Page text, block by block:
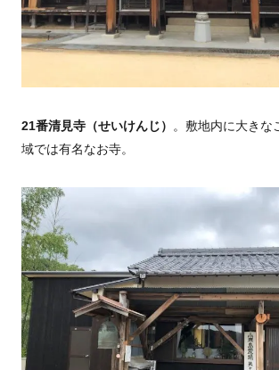
21番清見寺（せいけんじ）
。敷地内に大きな
域では有名なお寺。